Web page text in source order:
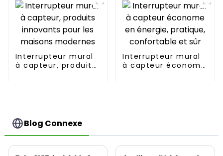
A
Interrupteur mural
à capteur, produits
Interrupteur mural
à capteur économe
Blog Connexe